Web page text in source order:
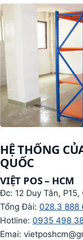
HỆ THỐNG
QUỐC
VIỆT POS – HCM
Đc: 12 Duy Tân, P15,
Tổng Đài: 028.3 888
Hotline: 0935 498
Emai: